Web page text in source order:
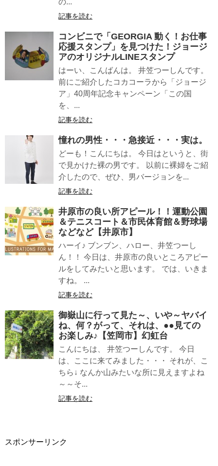
の...
記事を読む
コンビニで「GEORGIA 動く！お仕事
応援スタンプ」を見つけた！ジョージ
アのオリジナルLINEスタンプ
はーい、こんばんは。 井笠つーしんです。
前にご紹介したコカコーラから「ジョージ
ア」40周年記念キャンペーン「この国
を、...
記事を読む
憧れの男性・・・急接近・・・実は。
どーも！こんにちは。 今日はというと、街
で見かけた裸の男です。 以前に裸婦をご紹
介したので、ぜひ、男バージョンを...
記事を読む
井原市の良い所アピール！！運動公園
＆テニスコート＆市民体育館＆野球場
などなど【井原市】
ハーイ♪ ブンブン、ハロー、井笠つーし
ん！！ 今日は、井原市の良いところアピー
ルをしてみたいと思います。 では、いきま
すね。 ...
記事を読む
御嶽山に行って見た～、いや～ヤバイ
ね、何？がって、それは、●●見ての
お楽しみ♪【笠岡市】幻虹台
こんにちは、 井笠つーしんです。 今日
は、ここに来てみました・・・ それが、こ
ちら↓ なんか山みたいな所に見えますよね
～～そ...
記事を読む
スポンサーリンク